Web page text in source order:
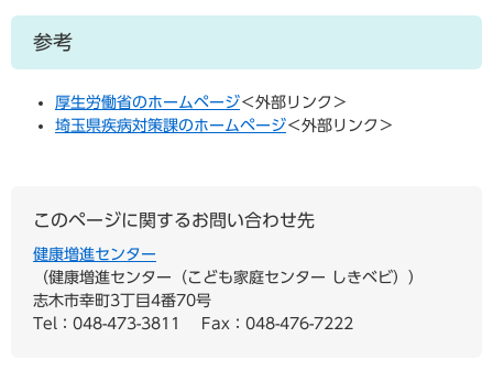
参考
厚生労働省のホームページ＜外部リンク＞
埼玉県疾病対策課のホームページ＜外部リンク＞
このページに関するお問い合わせ先
健康増進センター
健康増進センター（こども家庭センター しきベビ）
志木市幸町3丁目4番70号
Tel：048-473-3811
Fax：048-476-7222